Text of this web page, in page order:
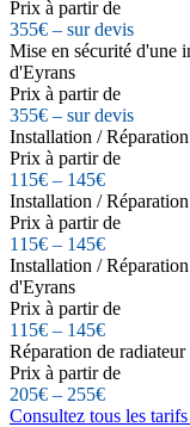
Prix à partir de
355€ – sur devis
Mise en sécurité d'une
d'Eyrans
Prix à partir de
355€ – sur devis
Installation /
Prix à partir de
115€ – 145€
Installation /
Prix à partir de
115€ – 145€
Installation /
d'Eyrans
Prix à partir de
115€ – 145€
Réparation de
Prix à partir de
205€ – 255€
Consultez tous les